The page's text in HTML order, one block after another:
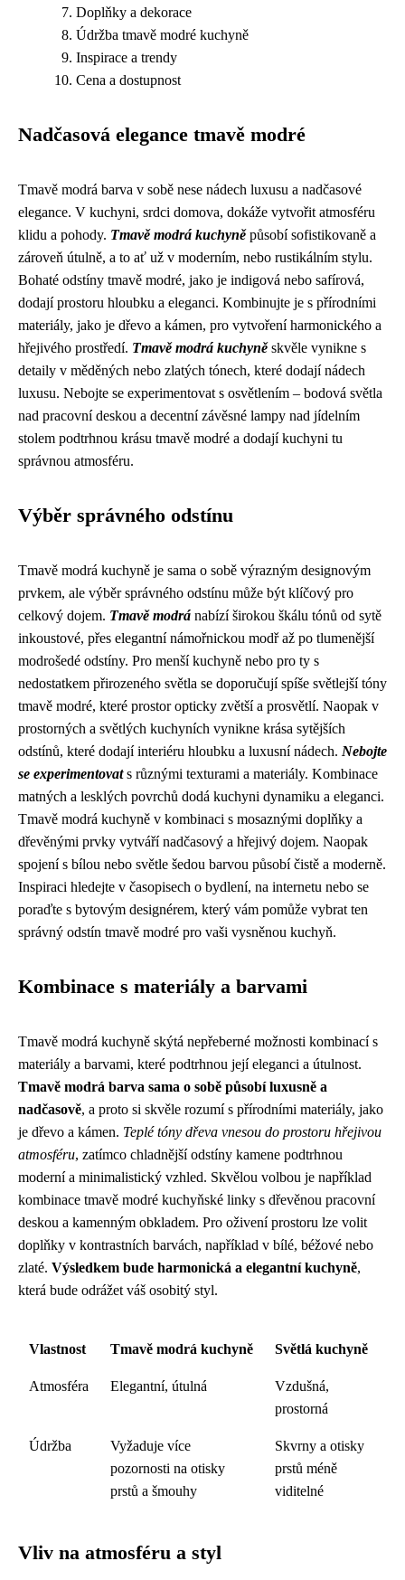
Doplňky a dekorace
Údržba tmavě modré kuchyně
Inspirace a trendy
Cena a dostupnost
Nadčasová elegance tmavě modré
Tmavě modrá barva v sobě nese nádech luxusu a nadčasové
elegance. V kuchyni, srdci domova, dokáže vytvořit atmosféru
klidu a pohody. Tmavě modrá kuchyněpůsobí sofistikovaně a
zároveň útulně, a to ať už v moderním, nebo rustikálním stylu.
Bohaté odstíny tmavě modré, jako je indigová nebo safírová,
dodají prostoru hloubku a eleganci. Kombinujte je s přírodními
materiály, jako je dřevo a kámen, pro vytvoření harmonického a
hřejivého prostředí. Tmavě modrá kuchyněskvěle vynikne s
detaily v měděných nebo zlatých tónech, které dodají nádech
luxusu. Nebojte se experimentovat s osvětlením – bodová světla
nad pracovní deskou a decentní závěsné lampy nad jídelním
stolem podtrhnou krásu tmavě modré a dodají kuchyni tu
správnou atmosféru.
Výběr správného odstínu
Tmavě modrá kuchyně je sama o sobě výrazným designovým
prvkem, ale výběr správného odstínu může být klíčový pro
celkový dojem. Tmavě modrá nabízí širokou škálu tónů od sytě
inkoustové, přes elegantní námořnickou modř až po tlumenější
modrošedé odstíny. Pro menší kuchyně nebo pro ty s
nedostatkem přirozeného světla se doporučují spíše světlejší tóny
tmavě modré, které prostor opticky zvětší a prosvětlí. Naopak v
prostorných a světlých kuchyních vynikne krása sytějších
odstínů, které dodají interiéru hloubku a luxusní nádech. Nebojte
se experimentovats různými texturami a materiály. Kombinace
matných a lesklých povrchů dodá kuchyni dynamiku a eleganci.
Tmavě modrá kuchyně v kombinaci s mosaznými doplňky a
dřevěnými prvky vytváří nadčasový a hřejivý dojem. Naopak
spojení s bílou nebo světle šedou barvou působí čistě a moderně.
Inspiraci hledejte v časopisech o bydlení, na internetu nebo se
poraďte s bytovým designérem, který vám pomůže vybrat ten
správný odstín tmavě modré pro vaši vysněnou kuchyň.
Kombinace s materiály a barvami
Tmavě modrá kuchyně skýtá nepřeberné možnosti kombinací s
materiály a barvami, které podtrhnou její eleganci a útulnost.
Tmavě modrá barva sama o sobě působí luxusně a
nadčasově, a proto si skvěle rozumí s přírodními materiály, jako
je dřevo a kámen. Teplé tóny dřeva vnesou do prostoru hřejivou
atmosféru, zatímco chladnější odstíny kamene podtrhnou
moderní a minimalistický vzhled. Skvělou volbou je například
kombinace tmavě modré kuchyňské linky s dřevěnou pracovní
deskou a kamenným obkladem. Pro oživení prostoru lze volit
doplňky v kontrastních barvách, například v bílé, béžové nebo
zlaté. Výsledkem bude harmonická a elegantní kuchyně,
která bude odrážet váš osobitý styl.
Vlastnost Tmavě modrá kuchyně Světlá kuchyně
Atmosféra Elegantní, útulná
Vzdušná,
prostorná
Údržba
Vyžaduje více
pozornosti na otisky
prstů a šmouhy
Skvrny a otisky
prstů méně
viditelné
Vliv na atmosféru a styl